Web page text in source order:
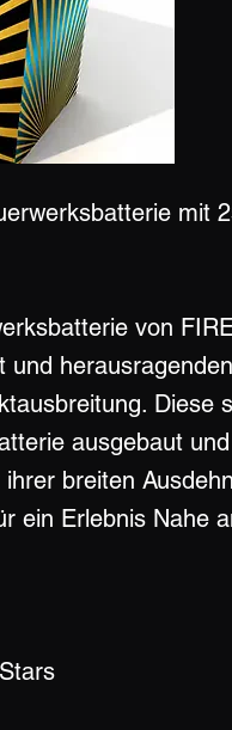
mit
von
und
Diese
ausgebaut
breiten
ein Erlebnis Nahe